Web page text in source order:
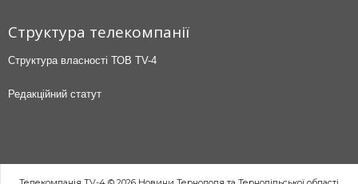
Структура телекомпанії
Структура власності ТОВ TV-4
Редакційний статут